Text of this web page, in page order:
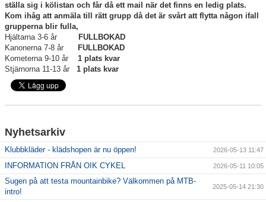
Obbola Challenge
Kläder
Kalender
Bildgalleri
Kontakt
ställa sig i kölistan och får då ett mail när det finns en ledig plats.
Kom ihåg att anmäla till rätt grupp då det är svårt att flytta någon ifall
grupperna blir fulla,
Hjältarna 3-6 år
FULLBOKAD
Kanonerna 7-8 år
FULLBOKAD
Kometerna 9-10 år 1 plats kvar
Stjärnorna 11-13 år 1 plats kvar
Nyhetsarkiv
Klubbkläder - klädshopen är nu öppen! 2026-05-13 11:47
INFORMATION FRÅN OIK CYKEL 2026-05-11 10:05
Sugen på att testa mountainbike? Välkommen på MTB-
intro!
2025-05-14 21:30